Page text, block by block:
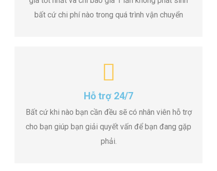
bất cứ chi phí nào trong quá trình vận chuyển
Hỗ trợ 24/7
Bất cứ khi nào bạn cần đều sẽ có nhân viên hỗ trợ
cho bạn giúp bạn giải quyết vấn để bạn đang gặp
phải.